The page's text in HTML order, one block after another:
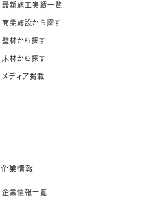
最新施工実績一覧
商業施設から探す
壁材から探す
床材から探す
メディア掲載
企業情報
企業情報一覧